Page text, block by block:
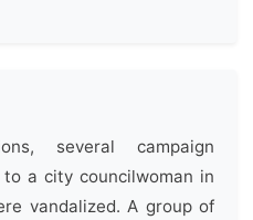
several campaign
a city councilwoman in
vandalized. A group of